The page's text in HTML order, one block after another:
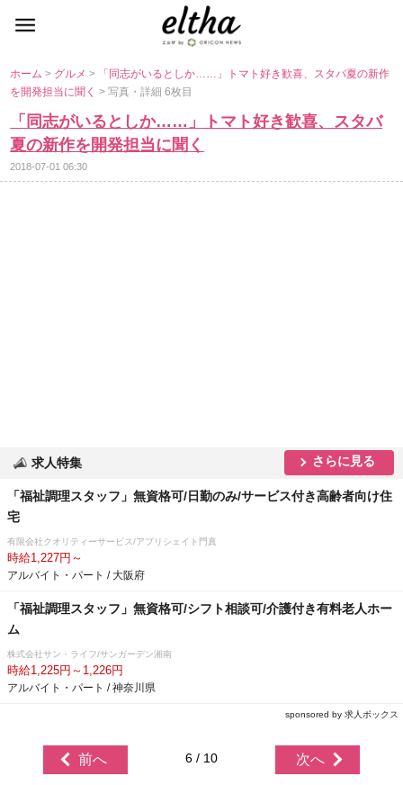
ホーム> グルメ>
「同志がいるとしか……」トマト好き歓喜、スタバ夏の新作
を開発担当に聞く> 写真・詳細 6枚目
「同志がいるとしか……」トマト好き歓喜、スタバ
夏の新作を開発担当に聞く
2018-07-01 06:30
求人特集 さらに見る
「福祉調理スタッフ」無資格可/日勤のみ/サービス付き高齢者向け住
宅
有限会社クオリティーサービス/アプリシェイト門真
時給1,227円～
アルバイト・パート / 大阪府
「福祉調理スタッフ」無資格可/シフト相談可/介護付き有料老人ホー
ム
株式会社サン・ライフ/サンガーデン湘南
時給1,225円～1,226円
アルバイト・パート / 神奈川県
sponsored by 求人ボックス
前へ 6 / 10 次へ